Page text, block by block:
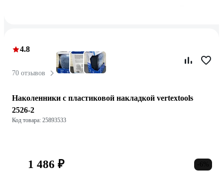
4.8
70 отзывов
Наколенники с пластиковой накладкой vertextools
2526-2
Код товара: 25893533
1 486 ₽